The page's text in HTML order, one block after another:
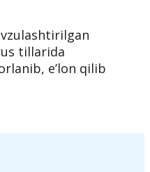
tillarida
e’lon qilib